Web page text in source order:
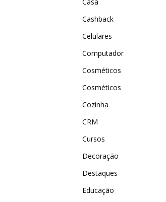
Cashback
Celulares
Computador
Cosméticos
Cosméticos
Cozinha
CRM
Cursos
Decoração
Destaques
Educação